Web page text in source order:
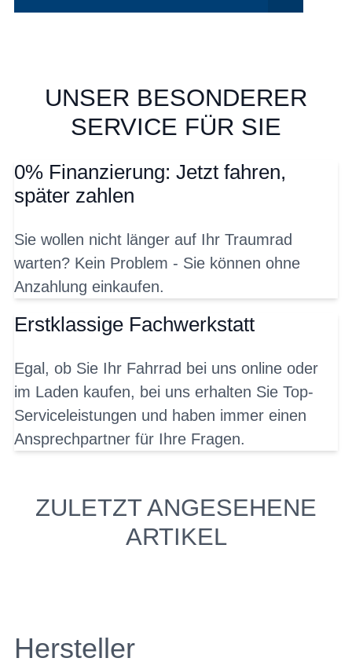
UNSER BESONDERER
SERVICE FÜR SIE
0% Finanzierung: Jetzt fahren,
später zahlen
Sie wollen nicht länger auf Ihr Traumrad
warten? Kein Problem - Sie können ohne
Anzahlung einkaufen.
Erstklassige Fachwerkstatt
Egal, ob Sie Ihr Fahrrad bei uns online oder
im Laden kaufen, bei uns erhalten Sie Top-
Serviceleistungen und haben immer einen
Ansprechpartner für Ihre Fragen.
ZULETZT ANGESEHENE
ARTIKEL
Hersteller